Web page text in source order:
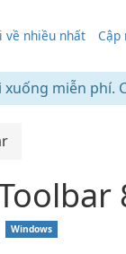
về nhiều nhất Cập
xuống miễn phí.
Windows